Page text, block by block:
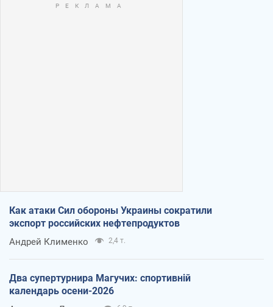
Как атаки Сил обороны Украины сократили
экспорт российских нефтепродуктов
Андрей Клименко 2,4 т.
Два супертурнира Магучих: спортивній
календарь осени-2026